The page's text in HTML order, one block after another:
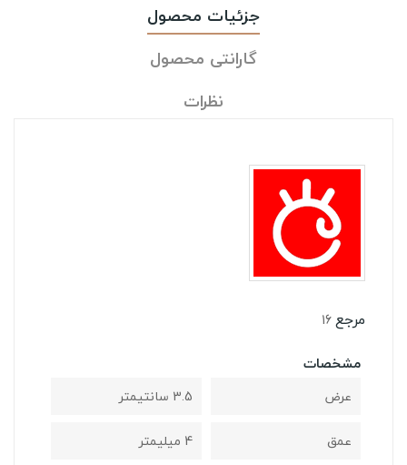
جزئیات محصول
گارانتی محصول
نظرات
مرجع16
مشخصات
عرض
3.5 سانتیمتر
عمق
4 میلیمتر